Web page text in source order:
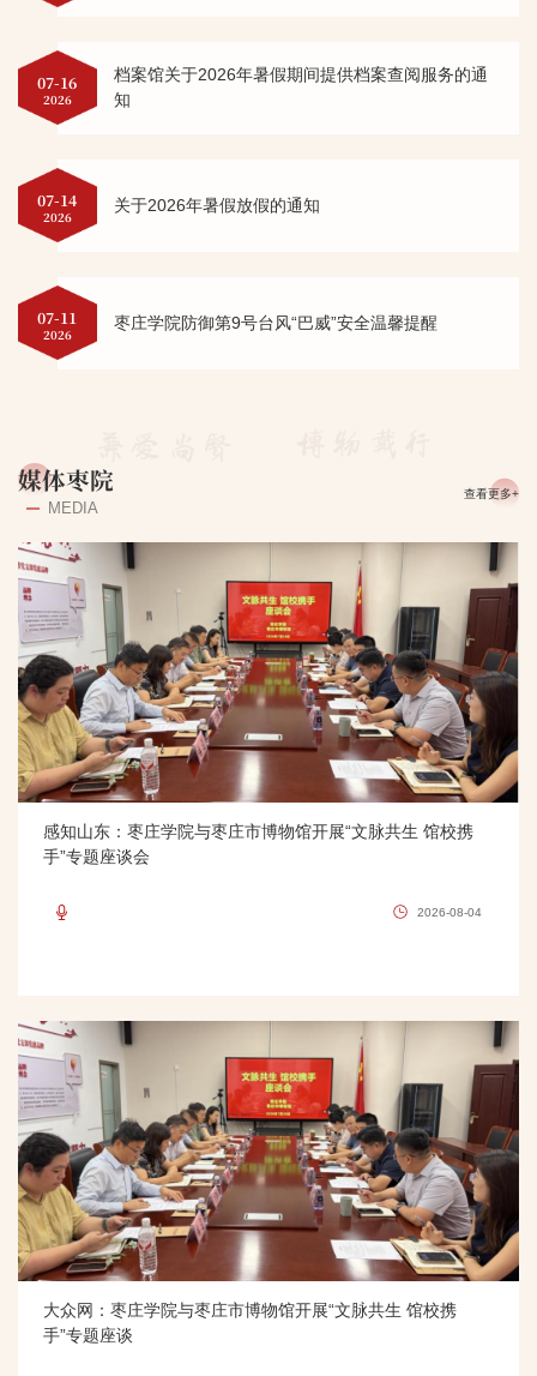
07-16
2026
档案馆关于2026年暑假期间提供档案查阅服务的通
知
07-14
2026
关于2026年暑假放假的通知
07-11
2026
枣庄学院防御第9号台风“巴威”安全温馨提醒
媒体枣院
MEDIA
查看更多+
感知山东：枣庄学院与枣庄市博物馆开展“文脉共生 馆校携
手”专题座谈会
2026-08-04
大众网：枣庄学院与枣庄市博物馆开展“文脉共生 馆校携
手”专题座谈